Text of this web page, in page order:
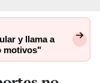
y llama a
motivos"